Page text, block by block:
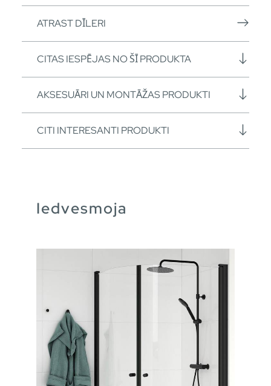
ATRAST DĪLERI
CITAS IESPĒJAS NO ŠĪ PRODUKTA
AKSESUĀRI UN MONTĀŽAS PRODUKTI
CITI INTERESANTI PRODUKTI
Iedvesmoja